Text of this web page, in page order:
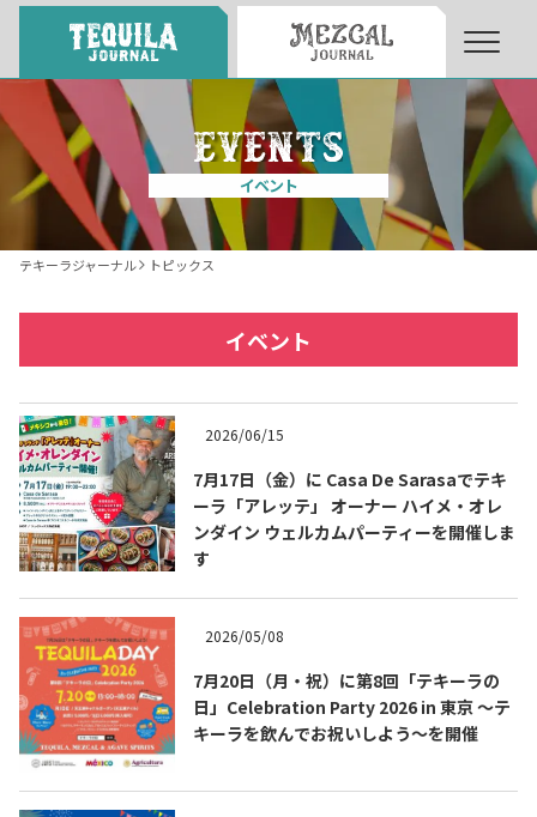
About About Tequila Journal
テキーラとは What’s Tequila
テキーラマーケット
テキーラの飲み方 How to Drink Tequila
メキシコ料理 Cuisines of Mexico
メキシコ旅行
イベント
テキーラジャーナル トピックス
イベント
2026/06/15
7月17日（金）に Casa De Sarasaでテキ
ーラ「アレッテ」 オーナー ハイメ・オレ
ンダイン ウェルカムパーティーを開催しま
す
2026/05/08
7月20日（月・祝）に第8回「テキーラの
日」Celebration Party 2026 in 東京 ～テ
キーラを飲んでお祝いしよう～を開催